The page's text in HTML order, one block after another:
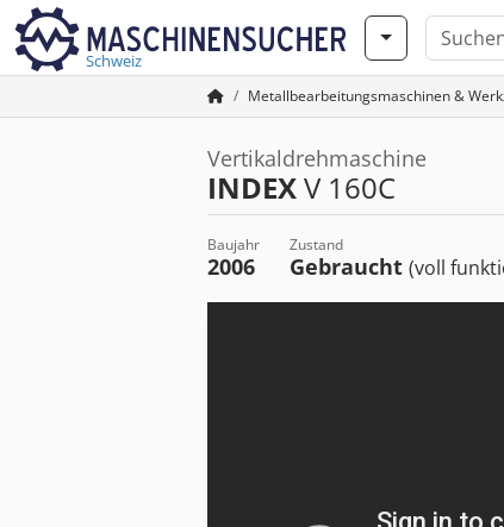
Schweiz
Metallbearbeitungsmaschinen &
Vertikaldrehmaschine
INDEXV 160C
Baujahr
2006
Zustand
Gebraucht (voll